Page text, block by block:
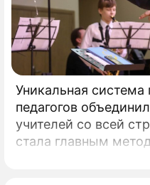
Уникальная система
педагогов
учителей со всей
стала главным
центром России,